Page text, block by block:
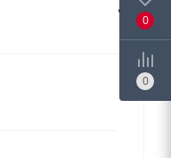
0
0